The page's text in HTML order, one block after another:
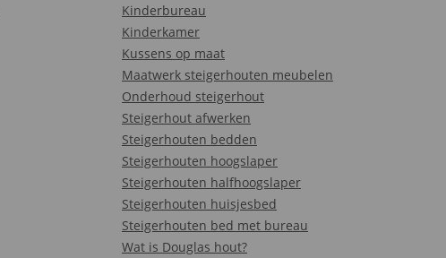
Kinderbureau
Kinderkamer
Kussens op maat
Maatwerk steigerhouten meubelen
Onderhoud steigerhout
Steigerhout afwerken
Steigerhouten bedden
Steigerhouten hoogslaper
Steigerhouten halfhoogslaper
Steigerhouten huisjesbed
Steigerhouten bed met bureau
Wat is Douglas hout?